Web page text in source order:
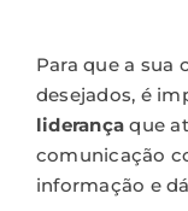
Para que a sua
desejados, é
liderançaque
comunicação
informação e